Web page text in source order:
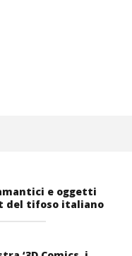
e oggetti
del tifoso italiano